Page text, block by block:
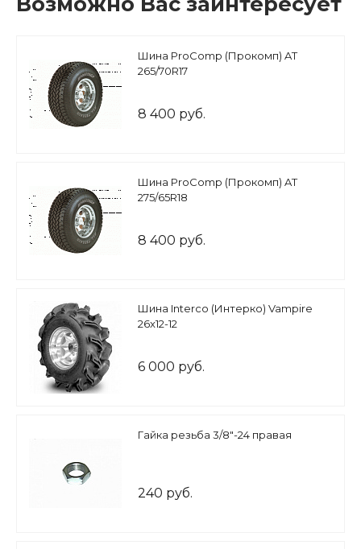
Шина ProComp (Прокомп) AT
265/70R17
8 400 руб.
Шина ProComp (Прокомп) AT
275/65R18
8 400 руб.
Шина Interco (Интерко) Vampire
26x12-12
6 000 руб.
Гайка резьба 3/8"-24 правая
240 руб.